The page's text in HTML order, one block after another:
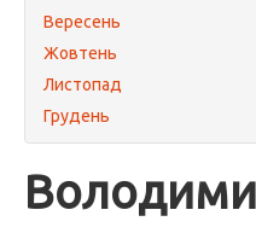
Вересень
Жовтень
Листопад
Грудень